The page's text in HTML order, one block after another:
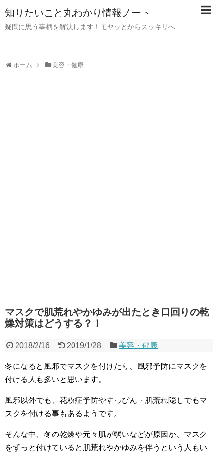
知りたいこと丸わかり情報ノート
疑問に思う事柄を解決します！モヤッとからスッキリへ
ホーム 美容・健康
マスクで肌荒れやかゆみが出たとき口回りの乾
燥対策はどうする？！
2018/2/16 2019/1/28 美容・健康
冬になると風邪でマスクを付けたり、風邪予防にマスクを
付ける人も多いと思います。
風邪以外でも、花粉症予防やすっぴん・肌荒れ隠しでもマ
スクを付ける事もあるようです。
そんな中、冬の乾燥や元々肌が弱いなどが原因か、マスク
をずっと付けていると肌荒れやかゆみを伴うという人もい